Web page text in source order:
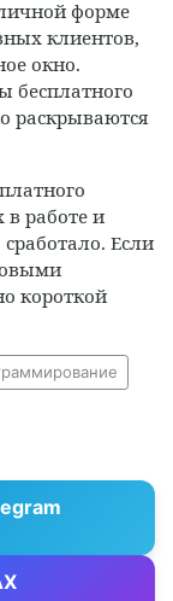
форме
клиентов,
окно.
бесплатного
раскрываются
в работе и
Если
короткой